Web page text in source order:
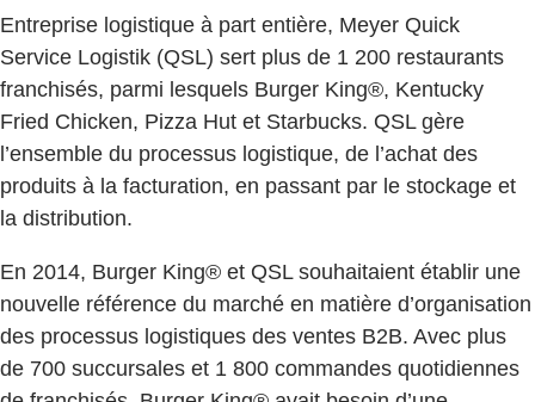
Entreprise logistique à part entière, Meyer Quick
Service Logistik (QSL) sert plus de 1 200 restaurants
franchisés, parmi lesquels Burger King®, Kentucky
Fried Chicken, Pizza Hut et Starbucks. QSL gère
l’ensemble du processus logistique, de l’achat des
produits à la facturation, en passant par le stockage et
la distribution.
En 2014, Burger King® et QSL souhaitaient établir une
nouvelle référence du marché en matière d’organisation
des processus logistiques des ventes B2B. Avec plus
de 700 succursales et 1 800 commandes quotidiennes